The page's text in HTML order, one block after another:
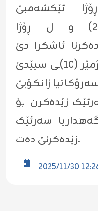
ڕۆژا ئێکشەمبێ
ڕێــککــەڤتی (٢٠٢٦/١/٤) و ل ڕۆژا
ئاشکرا دێ
هێتە ئەنجامدان ل دەمژمێر (١٠)ـی سپێدێ
زێدەکرن بۆ
سەرئێک
زێدەکرنێ دەت.
2025/11/30